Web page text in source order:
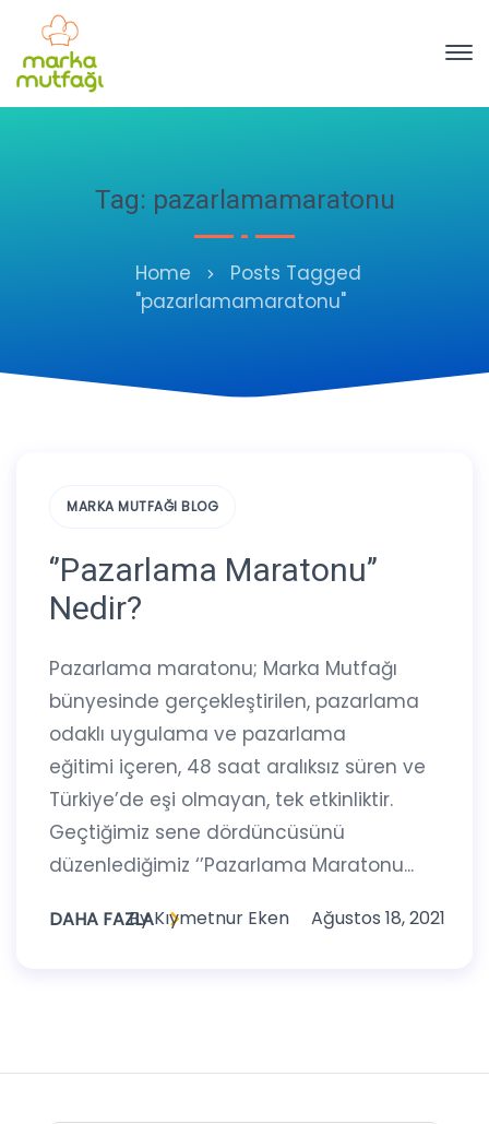
Tag: pazarlamamaratonu
Home
Posts Tagged
"pazarlamamaratonu"
MARKA MUTFAĞI BLOG
‘’Pazarlama Maratonu’’
Nedir?
Pazarlama maratonu; Marka Mutfağı
bünyesinde gerçekleştirilen, pazarlama
odaklı uygulama ve pazarlama
eğitimi içeren, 48 saat aralıksız süren ve
Türkiye’de eşi olmayan, tek etkinliktir.
Geçtiğimiz sene dördüncüsünü
düzenlediğimiz ‘’Pazarlama Maratonu...
DAHA FAZLA
ByKıymetnur Eken Ağustos 18, 2021